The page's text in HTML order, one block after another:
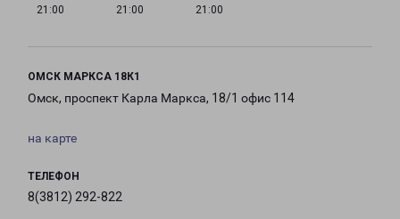
21:00
21:00
21:00
ОМСК МАРКСА 18К1
Омск, проспект Карла Маркса, 18/1 офис 114
на карте
ТЕЛЕФОН
8(3812) 292-822